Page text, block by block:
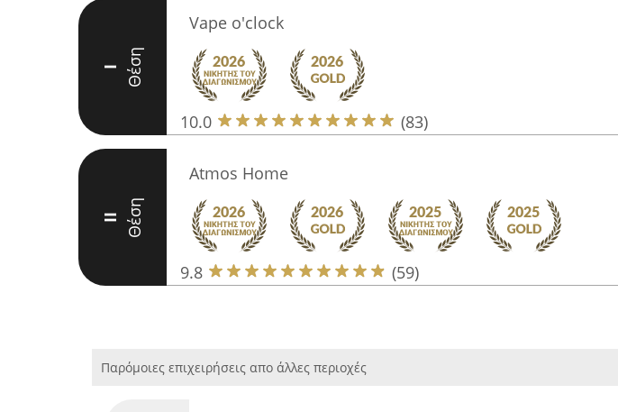
I Θέση
Vape o'clock
10.0 (83)
II Θέση
Atmos Home
9.8 (59)
Παρόμοιες επιχειρήσεις απο άλλες περιοχές